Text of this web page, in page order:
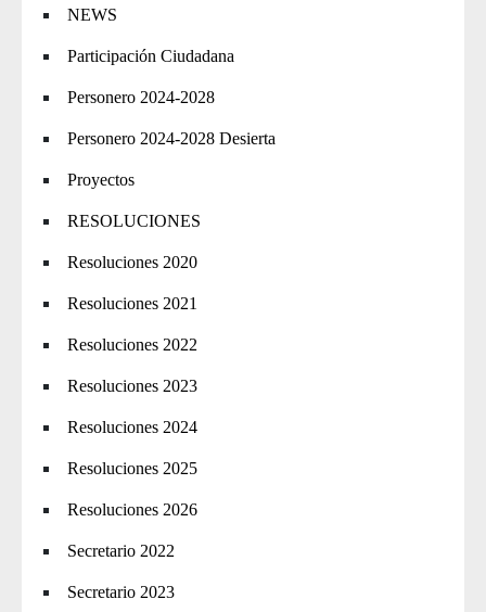
NEWS
Participación Ciudadana
Personero 2024-2028
Personero 2024-2028 Desierta
Proyectos
RESOLUCIONES
Resoluciones 2020
Resoluciones 2021
Resoluciones 2022
Resoluciones 2023
Resoluciones 2024
Resoluciones 2025
Resoluciones 2026
Secretario 2022
Secretario 2023